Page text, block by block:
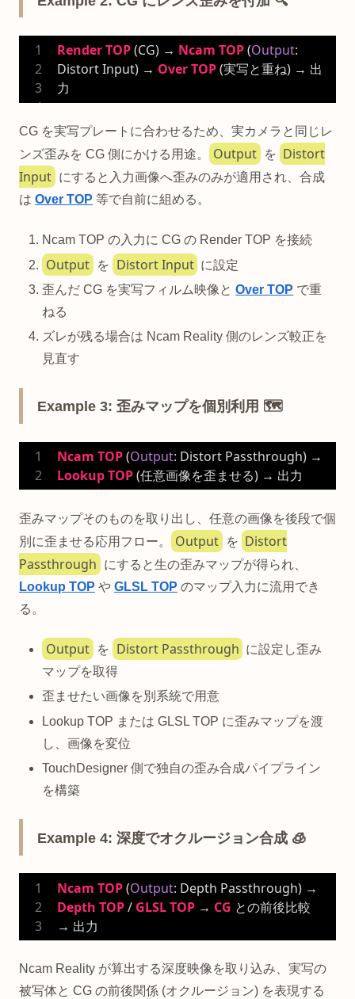
RenderTOP (CG) → Ncam TOP (Output:
Distort Input) → OverTOP (実写と重ね) → 出
力
CG を実写プレートに合わせるため、実カメラと同じレ
ンズ歪みを CG 側にかける用途。
Output を Distort
Input にすると入力画像へ歪みのみが適用され、合成
は Over TOP 等で自前に組める。
Ncam TOP の入力に CG の Render TOP を接続
Output を Distort Input に設定
歪んだ CG を実写フィルム映像とOver TOP で重
ねる
ズレが残る場合は Ncam Reality 側のレンズ較正を
見直す
Example 3: 歪みマップを個別利用 🗺️
Ncam TOP (Output
LookupTOP (任意画像を歪ませる) → 出力
歪みマップそのものを取り出し、任意の画像を後段で個
別に歪ませる応用フロー。
Output を Distort
Passthrough
にすると生の歪みマップが得られ、
Lookup TOP や GLSL TOP のマップ入力に流用でき
る。
Output を Distort Passthrough に設定し歪み
マップを取得
歪ませたい画像を別系統で用意
Lookup TOP または GLSL TOP に歪みマップを渡
し、画像を変位
TouchDesigner 側で独自の歪み合成パイプライン
を構築
Example 4: 深度でオクルージョン合成 🧊
Ncam TOP (Output
Depth TOP / GLSLTOP → CG との前後比較
→ 出力
Ncam Reality が算出する深度映像を取り込み、実写の
被写体と CG の前後関係 (オクルージョン) を表現する